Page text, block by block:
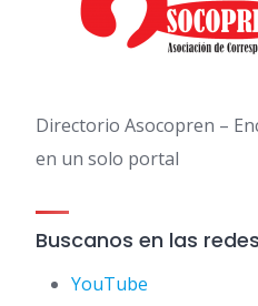
Directorio Asocopren –
en un solo portal
Buscanos en las redes
YouTube